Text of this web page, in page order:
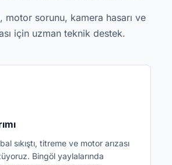
motor sorunu, kamera hasarı ve
için uzman teknik destek.
sıkıştı, titreme ve motor arızası
Bingöl yaylalarında